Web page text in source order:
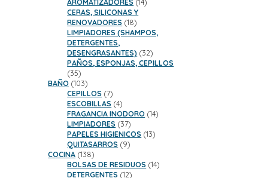
AROMATIZADORES 14
CERAS, SILICONAS Y
RENOVADORES 1818
productos
LIMPIADORES (SHAMPOS,
DETERGENTES,
DESENGRASANTES) 3232
productos
PAÑOS, ESPONJAS, CEPILLOS
3535
productos
BAÑO 103103
productos
CEPILLOS 77
productos
ESCOBILLAS 44
productos
FRAGANCIA INODORO 1414
LIMPIADORES 3737
productos
PAPELES HIGIENICOS 1313
QUITASARROS 99
COCINA 138138
productos
BOLSAS DE RESIDUOS 1414
DETERGENTES 1212